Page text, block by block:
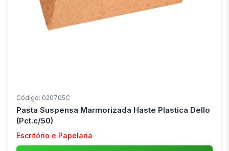
Código: 020705C
Pasta Suspensa Marmorizada Haste Plastica Dello
(Pct.c/50)
Escritório e Papelaria